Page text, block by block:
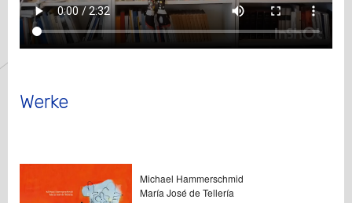
Werke
Michael Hammerschmid
María José de Tellería